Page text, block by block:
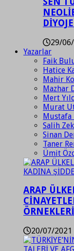
29/
Yazarlar
Faik
Hatice
Mahir
Mazhar
Mert
Murat
Mustafa
Salih
Sinan
Taner
Ümit
ARAP
ÖRNEKLERİ
20/07/2021